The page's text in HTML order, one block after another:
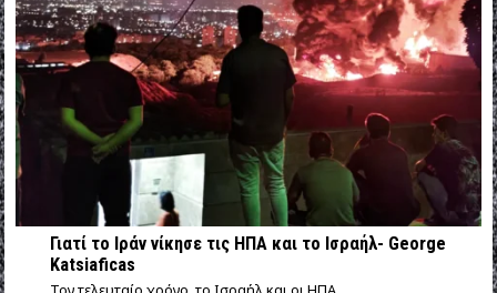
Γιατί το Ιράν νίκησε τις ΗΠΑ και το Ισραήλ- George
Katsiaficas